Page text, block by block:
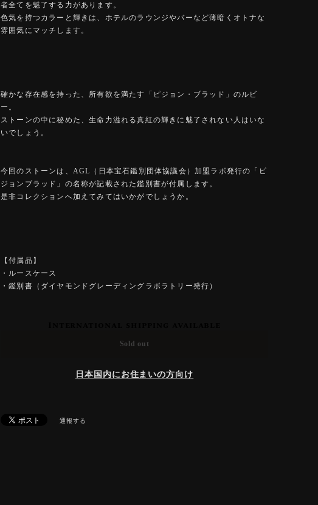
者全てを魅了する力があります。
色気を持つカラーと輝きは、ホテルのラウンジやバーなど薄暗くオトナな
雰囲気にマッチします。
確かな存在感を持った、所有欲を満たす「ピジョン・ブラッド」のルビ
ー。
ストーンの中に秘めた、生命力溢れる真紅の輝きに魅了されない人はいな
いでしょう。
今回のストーンは、AGL（日本宝石鑑別団体協議会）加盟ラボ発行の「ピ
ジョンブラッド」の名称が記載された鑑別書が付属します。
是非コレクションへ加えてみてはいかがでしょうか。
【付属品】
・ルースケース
・鑑別書（ダイヤモンドグレーディングラボラトリー発行）
Sold out
日本国内にお住まいの方向け
通報する